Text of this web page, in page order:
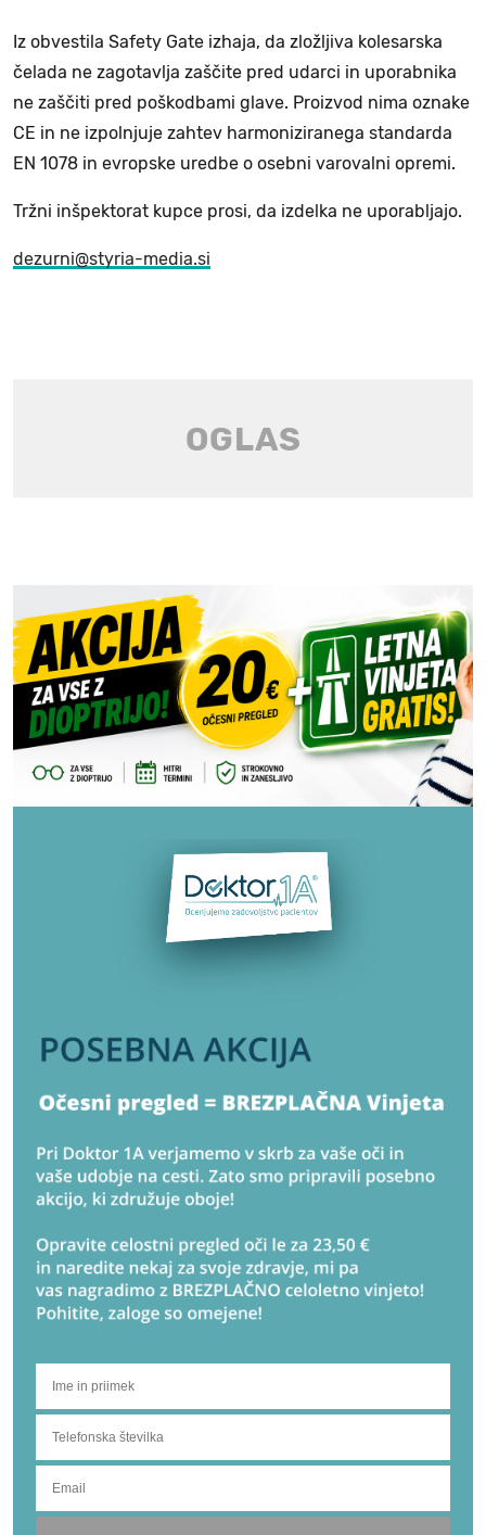
Iz obvestila Safety Gate izhaja, da zložljiva kolesarska
čelada ne zagotavlja zaščite pred udarci in uporabnika
ne zaščiti pred poškodbami glave. Proizvod nima oznake
CE in ne izpolnjuje zahtev harmoniziranega standarda
EN 1078 in evropske uredbe o osebni varovalni opremi.
Tržni inšpektorat kupce prosi, da izdelka ne uporabljajo.
dezurni@styria-media.si